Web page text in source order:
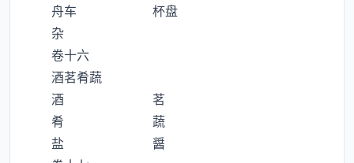
舟车 杯盘
杂
卷十六
酒茗肴蔬
酒 茗
肴 蔬
盐 醤